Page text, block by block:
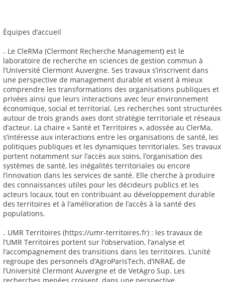
Équipes d’accueil
₋ Le CleRMa (Clermont Recherche Management) est le
laboratoire de recherche en sciences de gestion commun à
l’Université Clermont Auvergne. Ses travaux s’inscrivent dans
une perspective de management durable et visent à mieux
comprendre les transformations des organisations publiques et
privées ainsi que leurs interactions avec leur environnement
économique, social et territorial. Les recherches sont structurées
autour de trois grands axes dont stratégie territoriale et réseaux
d’acteur. La chaire « Santé et Territoires », adossée au ClerMa,
s’intéresse aux interactions entre les organisations de santé, les
politiques publiques et les dynamiques territoriales. Ses travaux
portent notamment sur l’accès aux soins, l’organisation des
systèmes de santé, les inégalités territoriales ou encore
l’innovation dans les services de santé. Elle cherche à produire
des connaissances utiles pour les décideurs publics et les
acteurs locaux, tout en contribuant au développement durable
des territoires et à l’amélioration de l’accès à la santé des
populations.
₋ UMR Territoires (https://umr-territoires.fr) : les travaux de
l’UMR Territoires portent sur l’observation, l’analyse et
l’accompagnement des transitions dans les territoires. L’unité
regroupe des personnels d’AgroParisTech, d’INRAE, de
l’Université Clermont Auvergne et de VetAgro Sup. Les